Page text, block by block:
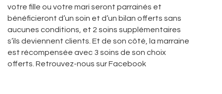
votre fille ou votre mari seront parrainés et
bénéficieront d’un soin et d’un bilan offerts sans
aucunes conditions, et 2 soins supplémentaires
s’ils deviennent clients. Et de son côté, la marraine
est récompensée avec 3 soins de son choix
offerts. Retrouvez-nous sur Facebook